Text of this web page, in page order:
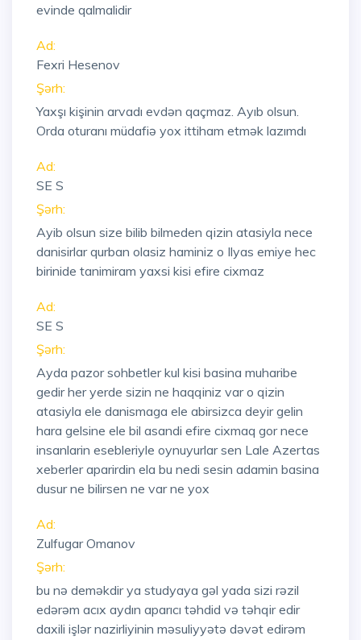
evinde qalmalidir
Ad:
Fexri Hesenov
Şərh:
Yaxşı kişinin arvadı evdən qaçmaz. Ayıb olsun.
Orda oturanı müdafiə yox ittiham etmək lazımdı
Ad:
SE S
Şərh:
Ayib olsun size bilib bilmeden qizin atasiyla nece
danisirlar qurban olasiz haminiz o Ilyas emiye hec
birinide tanimiram yaxsi kisi efire cixmaz
Ad:
SE S
Şərh:
Ayda pazor sohbetler kul kisi basina muharibe
gedir her yerde sizin ne haqqiniz var o qizin
atasiyla ele danismaga ele abirsizca deyir gelin
hara gelsine ele bil asandi efire cixmaq gor nece
insanlarin esebleriyle oynuyurlar sen Lale Azertas
xeberler aparirdin ela bu nedi sesin adamin basina
dusur ne bilirsen ne var ne yox
Ad:
Zulfugar Omanov
Şərh:
bu nə deməkdir ya studyaya gəl yada sizi rəzil
edərəm acıx aydın aparıcı təhdid və təhqir edir
daxili işlər nazirliyinin məsuliyyətə dəvət edirəm